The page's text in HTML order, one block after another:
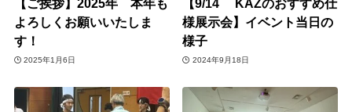
【ご挨拶】2025年 本年も
よろしくお願いいたしま
す！
2025年1月6日
【9/14 KAZのおすすめ仕
様展示会】イベント当日の
様子
2024年9月18日